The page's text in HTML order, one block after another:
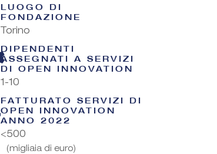
LUOGO DI
FONDAZIONE
Torino
DIPENDENTI
ASSEGNATI A SERVIZI
DI OPEN INNOVATION
1-10
FATTURATO SERVIZI DI
OPEN INNOVATION
ANNO 2022
<500
(migliaia di euro)